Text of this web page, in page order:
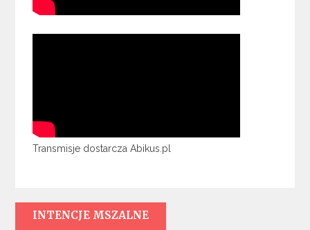
Transmisje dostarcza Abikus.pl
INTENCJE MSZALNE